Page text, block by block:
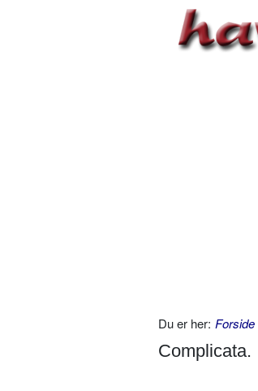
Du er her: Forside
Complicata.